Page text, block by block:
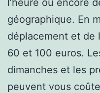
géographique. En
déplacement et de
60 et 100 euros.
dimanches et les
peuvent vous